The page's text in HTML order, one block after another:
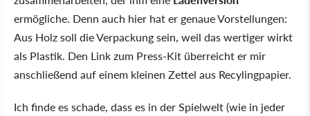
ermögliche. Denn auch hier hat er genaue Vorstellungen:
Aus Holz soll die Verpackung sein, weil das wertiger wirkt
als Plastik. Den Link zum Press-Kit überreicht er mir
anschließend auf einem kleinen Zettel aus Recylingpapier.
Ich finde es schade, dass es in der Spielwelt (wie in jeder